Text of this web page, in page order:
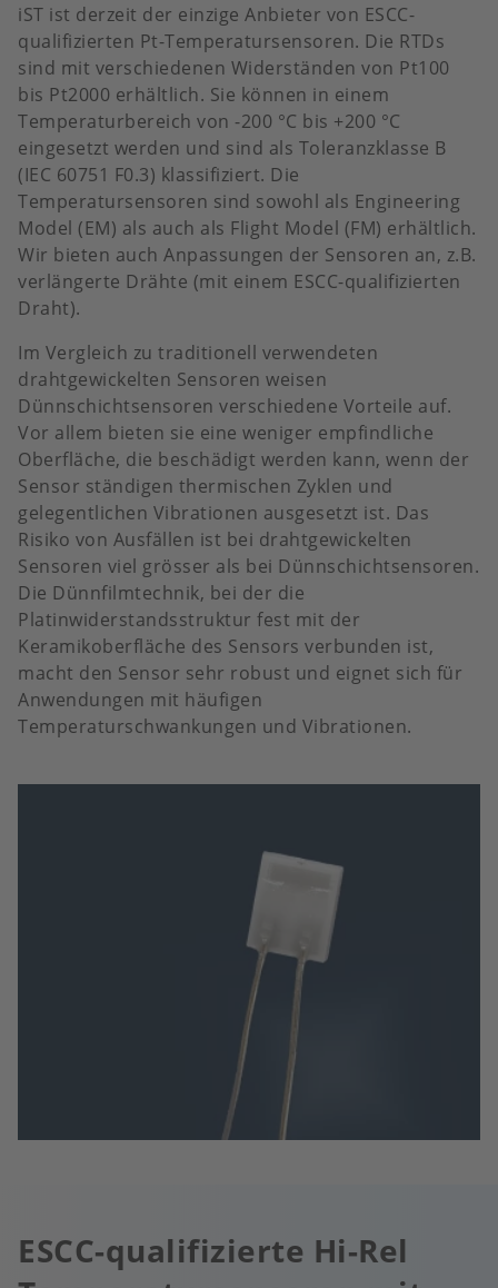
iST ist derzeit der einzige Anbieter von ESCC-
qualifizierten Pt-Temperatursensoren. Die RTDs
sind mit verschiedenen Widerständen von Pt100
bis Pt2000 erhältlich. Sie können in einem
Temperaturbereich von -200 °C bis +200 °C
eingesetzt werden und sind als Toleranzklasse B
(IEC 60751 F0.3) klassifiziert. Die
Temperatursensoren sind sowohl als Engineering
Model (EM) als auch als Flight Model (FM) erhältlich.
Wir bieten auch Anpassungen der Sensoren an, z.B.
verlängerte Drähte (mit einem ESCC-qualifizierten
Draht).
Im Vergleich zu traditionell verwendeten
drahtgewickelten Sensoren weisen
Dünnschichtsensoren verschiedene Vorteile auf.
Vor allem bieten sie eine weniger empfindliche
Oberfläche, die beschädigt werden kann, wenn der
Sensor ständigen thermischen Zyklen und
gelegentlichen Vibrationen ausgesetzt ist. Das
Risiko von Ausfällen ist bei drahtgewickelten
Sensoren viel grösser als bei Dünnschichtsensoren.
Die Dünnfilmtechnik, bei der die
Platinwiderstandsstruktur fest mit der
Keramikoberfläche des Sensors verbunden ist,
macht den Sensor sehr robust und eignet sich für
Anwendungen mit häufigen
Temperaturschwankungen und Vibrationen.
ESCC-qualifizierte Hi-Rel